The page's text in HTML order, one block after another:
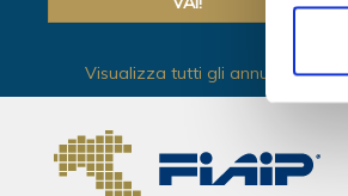
Visualizza tutti gli annunci